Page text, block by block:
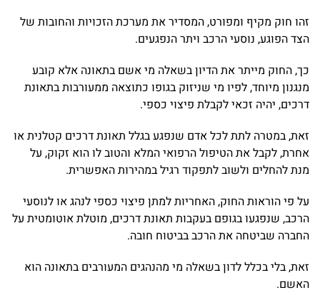
זהו חוק מקיף ומפורט, המסדיר את מערכת הזכויות והחובות של
הצד הפוגע, נוסעי הרכב ויתר הנפגעים.
כך, החוק מייתר את הדיון בשאלה מי אשם בתאונה אלא קובע
מנגנון מיוחד, לפיו מי שניזוק בגופו כתוצאה ממעורבות בתאונת
דרכים, יהיה זכאי לקבלת פיצוי כספי.
זאת, במטרה לתת לכל אדם שנפגע בגלל תאונת דרכים קטלנית או
אחרת, לקבל את הטיפול הרפואי המלא והטוב לו הוא זקוק, על
מנת להחלים ולשוב לתפקוד רגיל במהירות האפשרית.
על פי הוראות החוק, האחריות למתן פיצוי כספי לנהג או לנוסעי
הרכב, שנפגעו בגופם בעקבות תאונת דרכים, מוטלת אוטומטית על
החברה שביטחה את הרכב בביטוח חובה.
זאת, בלי בכלל לדון בשאלה מי מהנהגים המעורבים בתאונה הוא
האשם.